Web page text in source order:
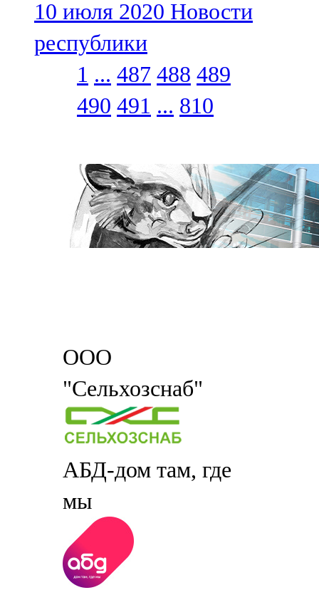
10 июля 2020 Новости
республики
1 ... 487 488 489
490 491 ... 810
ООО
"Сельхозснаб"
АБД-дом там, где
мы